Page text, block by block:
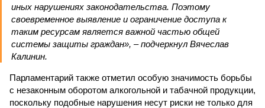
иных нарушениях законодательства. Поэтому
своевременное выявление и ограничение доступа к
таким ресурсам является важной частью общей
системы защиты граждан», – подчеркнул Вячеслав
Калинин.
Парламентарий также отметил особую значимость борьбы
с незаконным оборотом алкогольной и табачной продукции,
поскольку подобные нарушения несут риски не только для